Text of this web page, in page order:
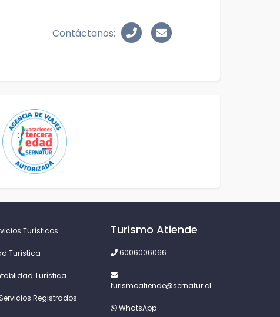
Contáctanos:
Turísticos
Turística
Turística
Registrados
Turismo Atiende
6006006066
turismoatiende@sernatur.cl
WhatsApp